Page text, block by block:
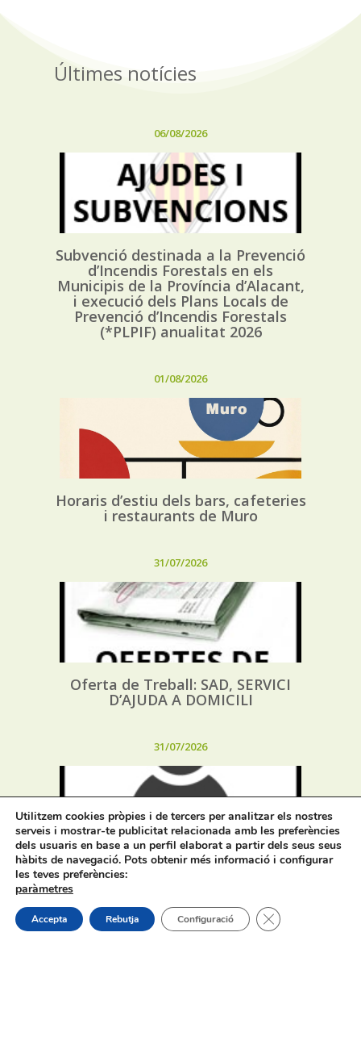
Últimes notícies
06/08/2026
Subvenció destinada a la Prevenció
d’Incendis Forestals en els
Municipis de la Província d’Alacant,
i execució dels Plans Locals de
Prevenció d’Incendis Forestals
(*PLPIF) anualitat 2026
01/08/2026
Horaris d’estiu dels bars, cafeteries
i restaurants de Muro
31/07/2026
Oferta de Treball: SAD, SERVICI
D’AJUDA A DOMICILI
31/07/2026
Procés selectiu 1 plaça tècnic/a de
joventut – torn lliure – oposició
Utilitzem cookies pròpies i de tercers per analitzar els nostres
serveis i mostrar-te publicitat relacionada amb les preferències
dels usuaris en base a un perfil elaborat a partir dels seus seus
hàbits de navegació. Pots obtenir més informació i configurar
les teves preferències:
paràmetres
Accepta Rebutja Configuració Tanca el bàner de